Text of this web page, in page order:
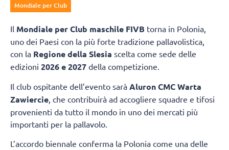
Mondiale per Club
Il Mondiale per Club maschile FIVB torna in Polonia,
uno dei Paesi con la più forte tradizione pallavolistica,
con la Regione della Slesia scelta come sede delle
edizioni 2026 e 2027 della competizione.
Il club ospitante dell’evento sarà Aluron CMC Warta
Zawiercie, che contribuirà ad accogliere squadre e tifosi
provenienti da tutto il mondo in uno dei mercati più
importanti per la pallavolo.
L’accordo biennale conferma la Polonia come una delle